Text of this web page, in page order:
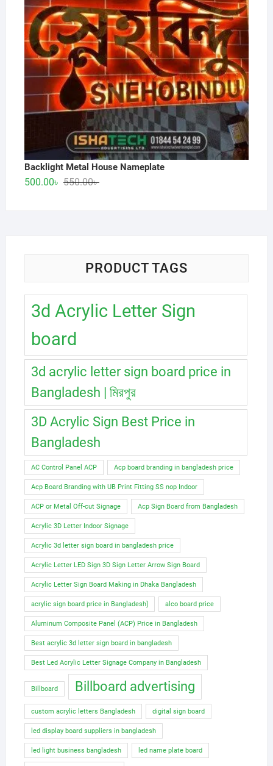
Backlight Metal House Nameplate
550.00৳Original
500.00৳
Current
PRODUCT TAGS
3d Acrylic Letter Sign
board
3d acrylic letter sign board price in
Bangladesh | মিরপুর
3D Acrylic Sign Best Price in
Bangladesh
AC Control Panel ACP Acp board branding in bangladesh price
Acp Board Branding with UB Print Fitting SS nop Indoor
ACP or Metal Off-cut Signage Acp Sign Board from Bangladesh
Acrylic 3D Letter Indoor Signage
Acrylic 3d letter sign board in bangladesh price
Acrylic Letter LED Sign 3D Sign Letter Arrow Sign Board
Acrylic Letter Sign Board Making in Dhaka Bangladesh
acrylic sign board price in Bangladesh] alco board price
Aluminum Composite Panel (ACP) Price in Bangladesh
Best acrylic 3d letter sign board in bangladesh
Best Led Acrylic Letter Signage Company in Bangladesh
Billboard Billboard advertising
custom acrylic letters Bangladesh digital sign board
led display board suppliers in bangladesh
led light business bangladesh led name plate board